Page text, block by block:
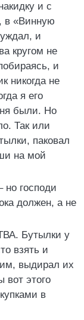
и с
в «Винную
и
кругом не
и
никогда не
я его
были. Но
Так или
паковал
на мой
но господи
должен, а не
Бутылки у
взять и
выдирал их
вот этого
в